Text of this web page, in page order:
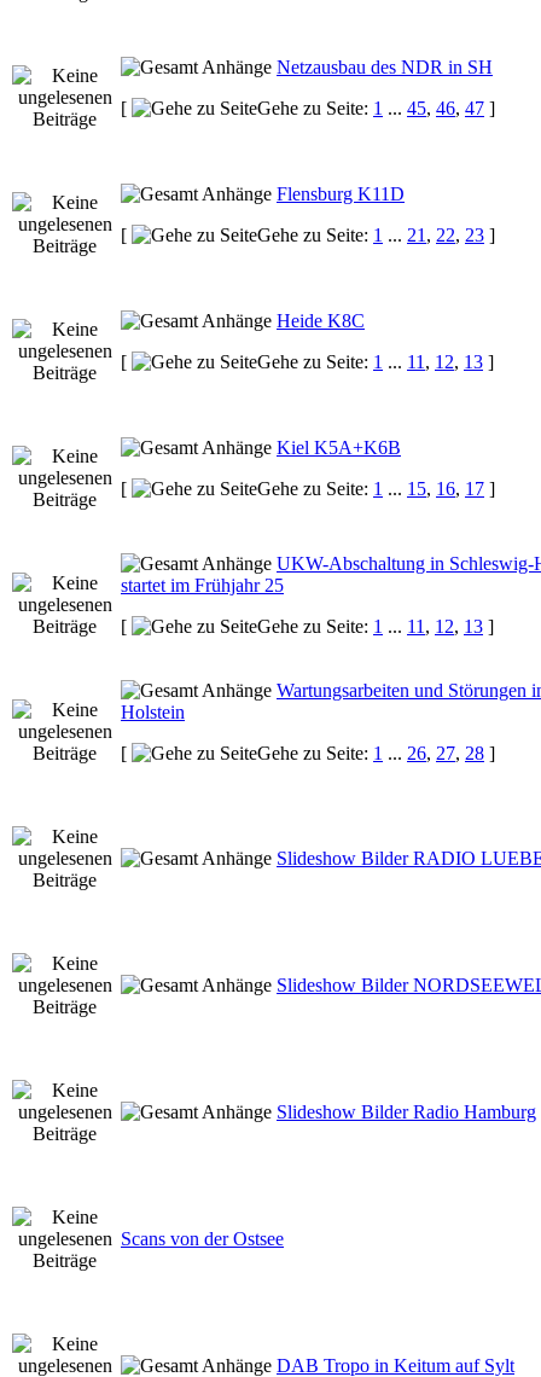
Netzausbau des NDR in SH
[
Gehe zu Seite: 1 ... 45, 46, 47 ]
Flensburg K11D
[
Gehe zu Seite: 1 ... 21 , 22, 23 ]
Heide K8C
[
Gehe zu Seite: 1 ... 11 , 12, 13 ]
Kiel K5A+K6B
[
Gehe zu Seite: 1 ... 15, 16, 17 ]
UKW-Abschaltung in Schleswig-
startet im Frühjahr 25
[
Gehe zu Seite: 1 ... 11 , 12, 13 ]
Wartungsarbeiten und Störungen
Holstein
[
Gehe zu Seite: 1 ... 26, 27, 28 ]
Slideshow Bilder RADIO
Slideshow Bilder
Slideshow Bilder Radio Hamburg
Scans von der Ostsee
DAB Tropo in Keitum auf Sylt